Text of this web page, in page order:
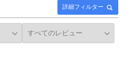
詳細フィルター